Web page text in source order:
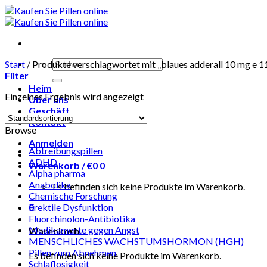
Skip
to
Suchen
nach:
Heim
Über uns
Geschäft
Kontakt
Anmelden
Warenkorb /€0 0
Es befinden sich keine Produkte im Warenkorb.
0
Warenkorb
Es befinden sich keine Produkte im Warenkorb.
Start / Produkte verschlagwortet mit „blaues adderall 10 mg e
Filter
Einzelnes Ergebnis wird angezeigt
Browse
Abtreibungspillen
ADHD
Alpha pharma
Anabolika
Chemische Forschung
Erektile Dysfunktion
Fluorchinolon-Antibiotika
Medikamente gegen Angst
MENSCHLICHES WACHSTUMSHORMON (HGH)
Pillen zum Abnehmen
Schlaflosigkeit